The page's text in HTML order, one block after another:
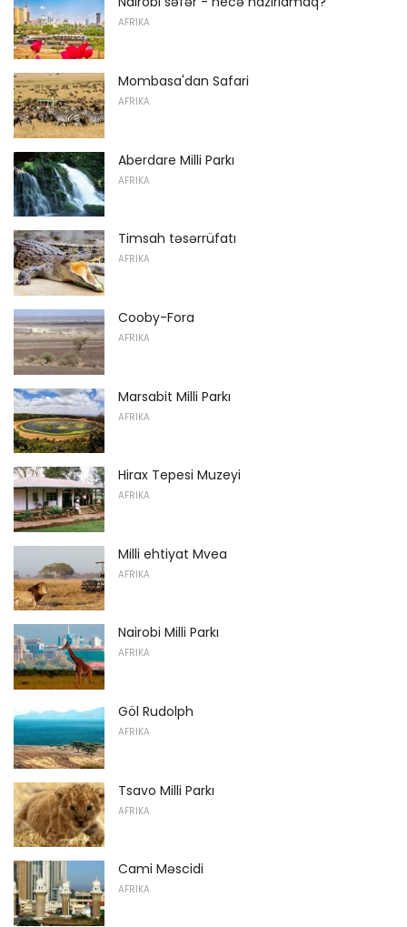
AFRIKA
Mombasa'dan Safari
AFRIKA
Aberdare Milli Parkı
AFRIKA
Timsah təsərrüfatı
AFRIKA
Cooby-Fora
AFRIKA
Marsabit Milli Parkı
AFRIKA
Hirax Tepesi Muzeyi
AFRIKA
Milli ehtiyat Mvea
AFRIKA
Nairobi Milli Parkı
AFRIKA
Göl Rudolph
AFRIKA
Tsavo Milli Parkı
AFRIKA
Cami Məscidi
AFRIKA